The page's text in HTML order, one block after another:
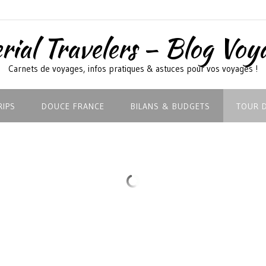
Travelers – Blog
Carnets de voyages, infos pratiques & astuces pour vos voyages !
DOUCE FRANCE BILANS & BUDGETS TOUR